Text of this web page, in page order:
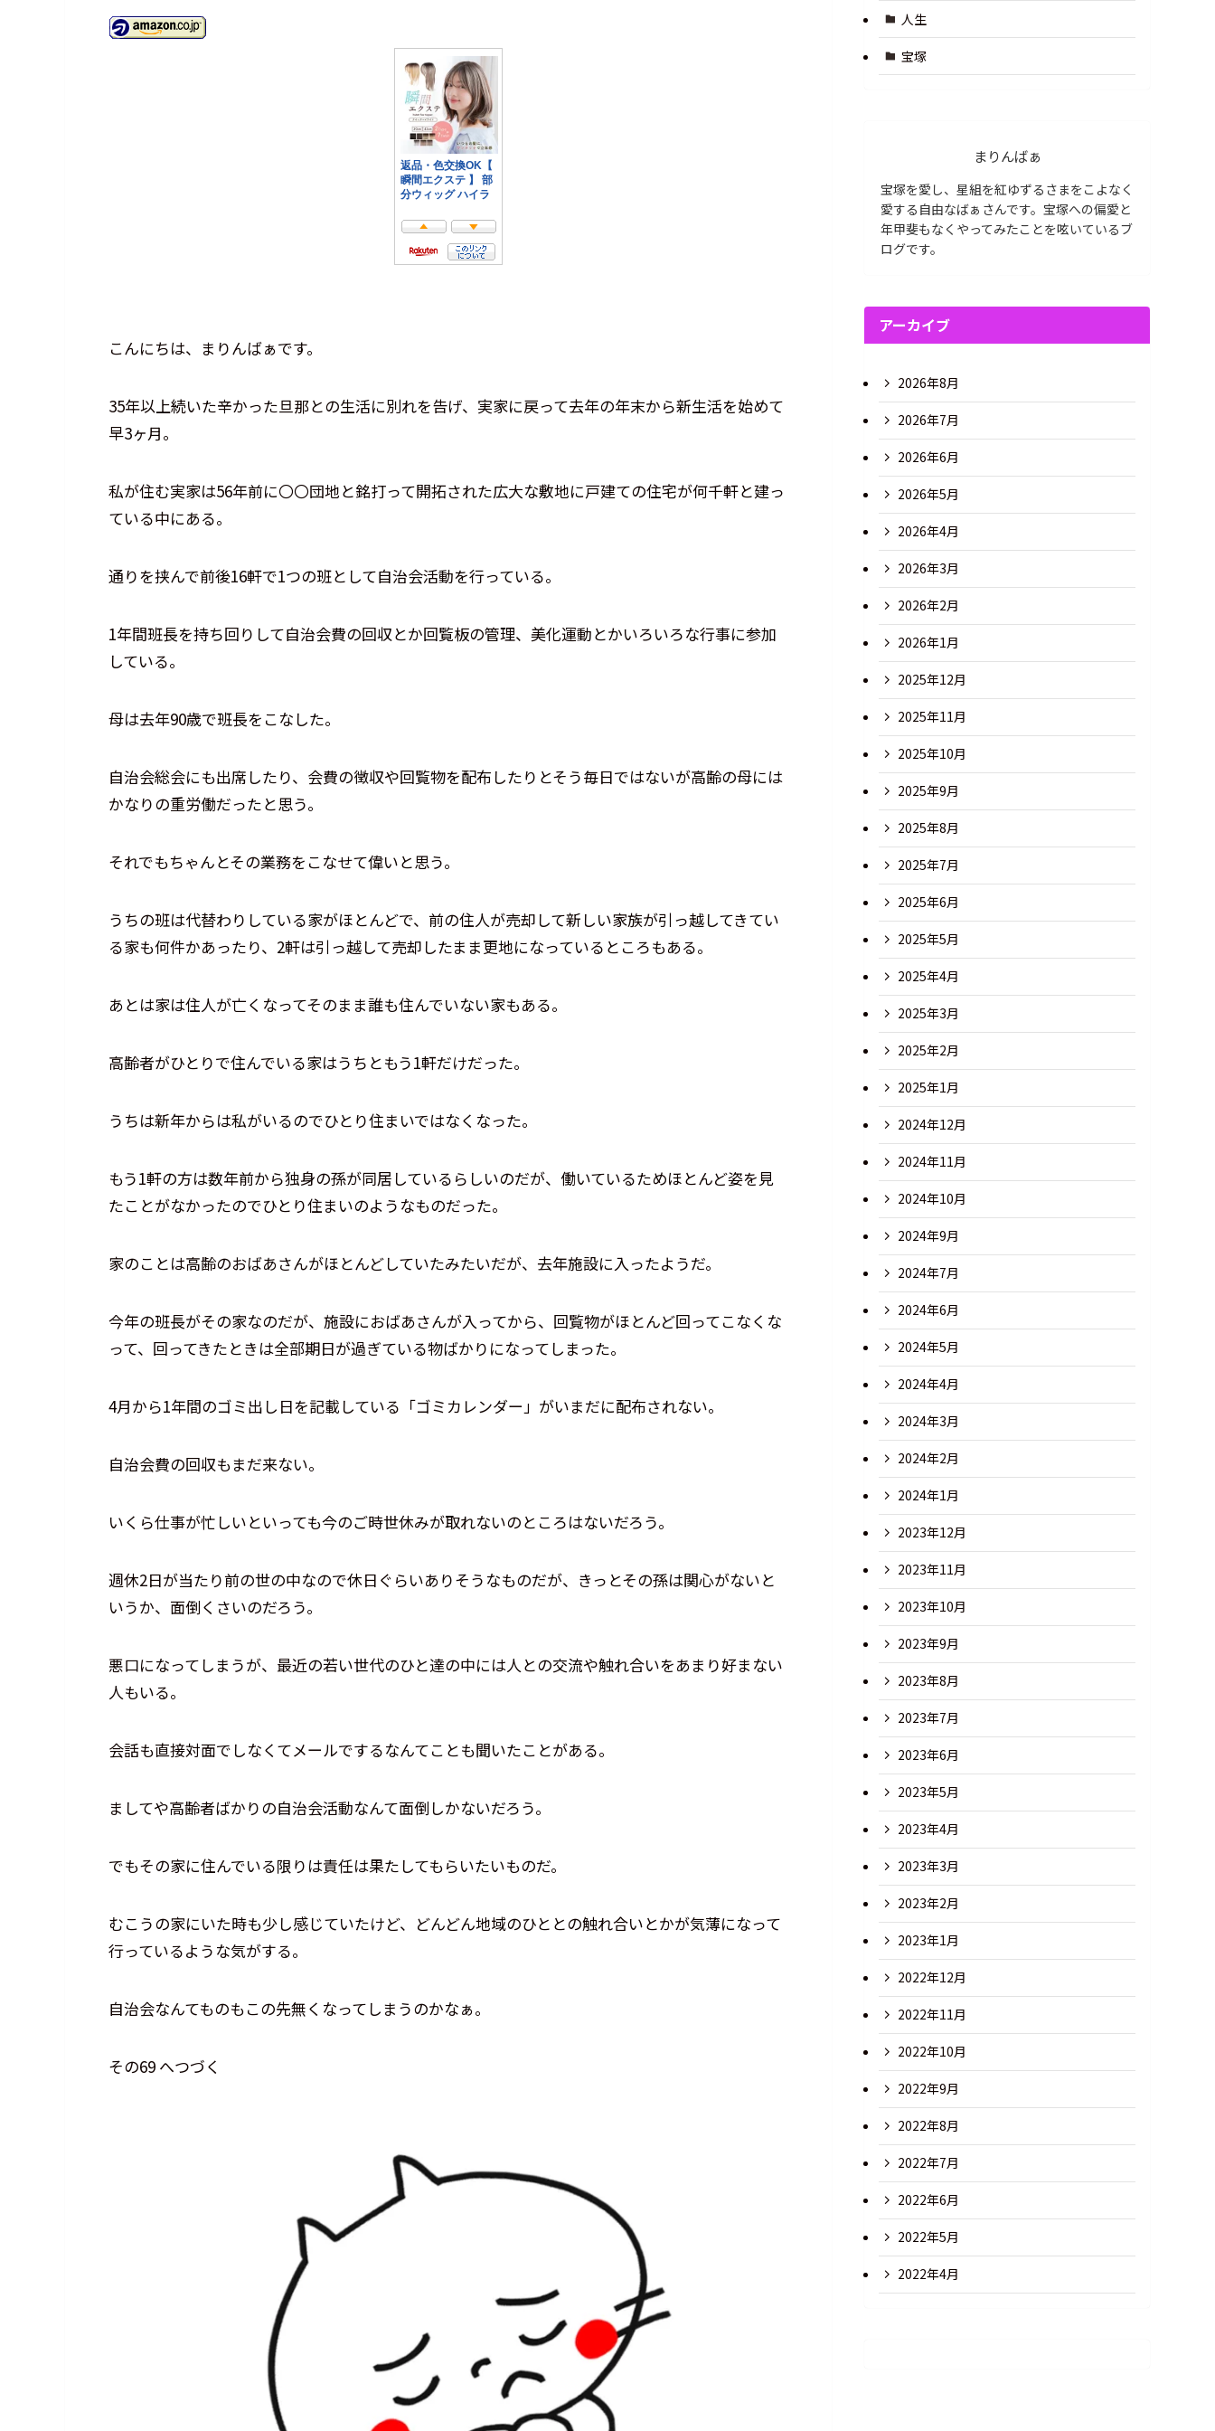
こんにちは、まりんばぁです。
35年以上続いた辛かった旦那との生活に別れを告げ、実家に戻って去年の年末から新生活を始めて
早3ヶ月。
私が住む実家は56年前に〇〇団地と銘打って開拓された広大な敷地に戸建ての住宅が何千軒と建っ
ている中にある。
通りを挟んで前後16軒で1つの班として自治会活動を行っている。
1年間班長を持ち回りして自治会費の回収とか回覧板の管理、美化運動とかいろいろな行事に参加
している。
母は去年90歳で班長をこなした。
自治会総会にも出席したり、会費の徴収や回覧物を配布したりとそう毎日ではないが高齢の母には
かなりの重労働だったと思う。
それでもちゃんとその業務をこなせて偉いと思う。
うちの班は代替わりしている家がほとんどで、前の住人が売却して新しい家族が引っ越してきてい
る家も何件かあったり、2軒は引っ越して売却したまま更地になっているところもある。
あとは家は住人が亡くなってそのまま誰も住んでいない家もある。
高齢者がひとりで住んでいる家はうちともう1軒だけだった。
うちは新年からは私がいるのでひとり住まいではなくなった。
もう1軒の方は数年前から独身の孫が同居しているらしいのだが、働いているためほとんど姿を見
たことがなかったのでひとり住まいのようなものだった。
家のことは高齢のおばあさんがほとんどしていたみたいだが、去年施設に入ったようだ。
今年の班長がその家なのだが、施設におばあさんが入ってから、回覧物がほとんど回ってこなくな
って、回ってきたときは全部期日が過ぎている物ばかりになってしまった。
4月から1年間のゴミ出し日を記載している「ゴミカレンダー」がいまだに配布されない。
自治会費の回収もまだ来ない。
いくら仕事が忙しいといっても今のご時世休みが取れないのところはないだろう。
週休2日が当たり前の世の中なので休日ぐらいありそうなものだが、きっとその孫は関心がないと
いうか、面倒くさいのだろう。
悪口になってしまうが、最近の若い世代のひと達の中には人との交流や触れ合いをあまり好まない
人もいる。
会話も直接対面でしなくてメールでするなんてことも聞いたことがある。
ましてや高齢者ばかりの自治会活動なんて面倒しかないだろう。
でもその家に住んでいる限りは責任は果たしてもらいたいものだ。
むこうの家にいた時も少し感じていたけど、どんどん地域のひととの触れ合いとかが気薄になって
行っているような気がする。
自治会なんてものもこの先無くなってしまうのかなぁ。
その69 へつづく
人生
宝塚
まりんばぁ
宝塚を愛し、星組を紅ゆずるさまをこよなく
愛する自由なばぁさんです。宝塚への偏愛と
年甲斐もなくやってみたことを呟いているブ
ログです。
アーカイブ
2026年8月
2026年7月
2026年6月
2026年5月
2026年4月
2026年3月
2026年2月
2026年1月
2025年12月
2025年11月
2025年10月
2025年9月
2025年8月
2025年7月
2025年6月
2025年5月
2025年4月
2025年3月
2025年2月
2025年1月
2024年12月
2024年11月
2024年10月
2024年9月
2024年7月
2024年6月
2024年5月
2024年4月
2024年3月
2024年2月
2024年1月
2023年12月
2023年11月
2023年10月
2023年9月
2023年8月
2023年7月
2023年6月
2023年5月
2023年4月
2023年3月
2023年2月
2023年1月
2022年12月
2022年11月
2022年10月
2022年9月
2022年8月
2022年7月
2022年6月
2022年5月
2022年4月